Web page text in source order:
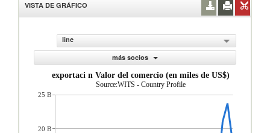
VISTA DE GRÁFICO
line
más socios
exportaci n Valor del comercio (en miles de US$)
Source:WITS - Country Profile
25 B
20 B